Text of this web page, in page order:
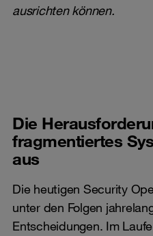
ausrichten können.
Die
fragmentiertes
aus
Die heutigen Security
unter den Folgen
Entscheidungen. Im